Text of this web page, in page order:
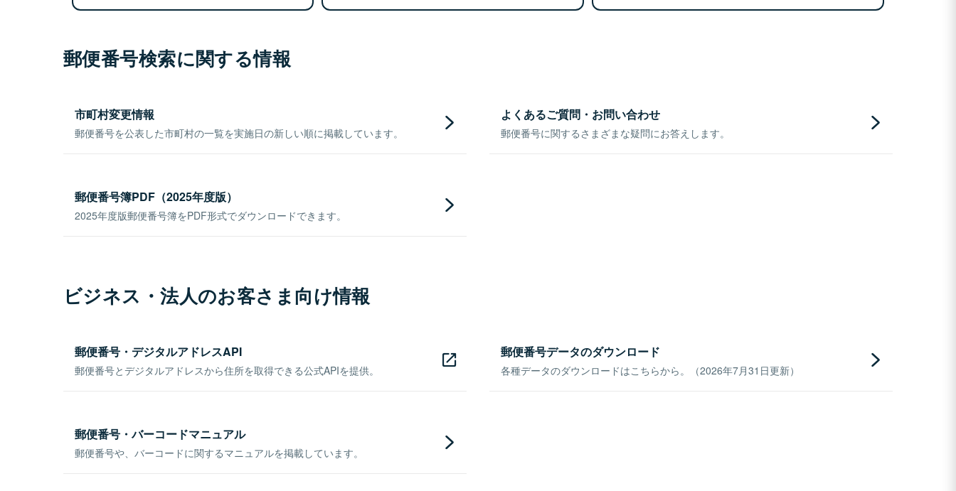
郵便番号検索に関する情報
市町村変更情報
郵便番号を公表した市町村の一覧を実施日の新しい順に掲載しています。
よくあるご質問・お問い合わせ
郵便番号に関するさまざまな疑問にお答えします。
郵便番号簿PDF（2025年度版）
2025年度版郵便番号簿をPDF形式でダウンロードできます。
ビジネス・法人のお客さま向け情報
郵便番号・デジタルアドレスAPI
郵便番号とデジタルアドレスから住所を取得できる公式APIを提供。
郵便番号データのダウンロード
各種データのダウンロードはこちらから。（2026年7月31日更新）
郵便番号・バーコードマニュアル
郵便番号や、バーコードに関するマニュアルを掲載しています。